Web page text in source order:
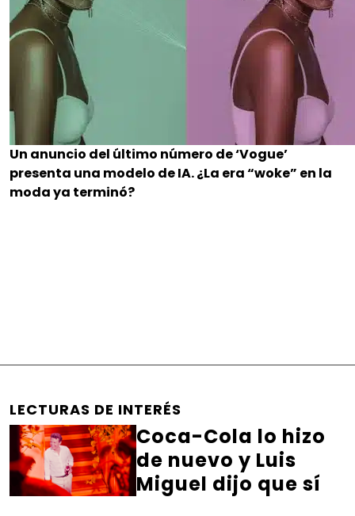
Un anuncio del último número de ‘Vogue’
presenta una modelo de IA. ¿La era “woke” en la
moda ya terminó?
LECTURAS DE INTERÉS
Coca-Cola lo hizo
de nuevo y Luis
Miguel dijo que sí